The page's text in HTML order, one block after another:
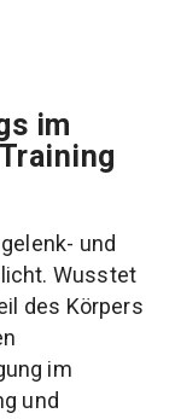
im
und
Wusstet
des Körpers
im
und